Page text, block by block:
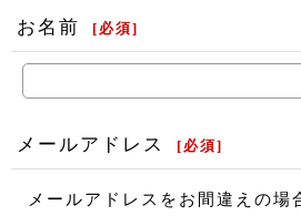
お名前 [ 必須]
メールアドレス [ 必須]
メールアドレスをお間違えの場